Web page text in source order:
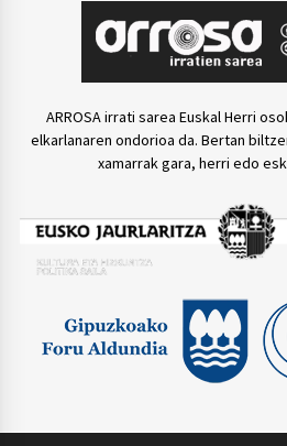
ARROSA irrati sarea Euskal Herri
elkarlanaren ondorioa da. Bertan
xamarrak gara, herri edo